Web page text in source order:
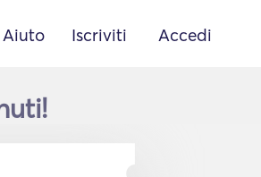
Aiuto Iscriviti Accedi